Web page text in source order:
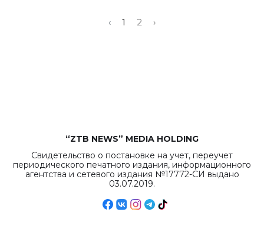
‹ 1 2 ›
“ZTB NEWS” MEDIA HOLDING
Свидетельство о постановке на учет, переучет
периодического печатного издания, информационного
агентства и сетевого издания №17772-СИ выдано
03.07.2019.